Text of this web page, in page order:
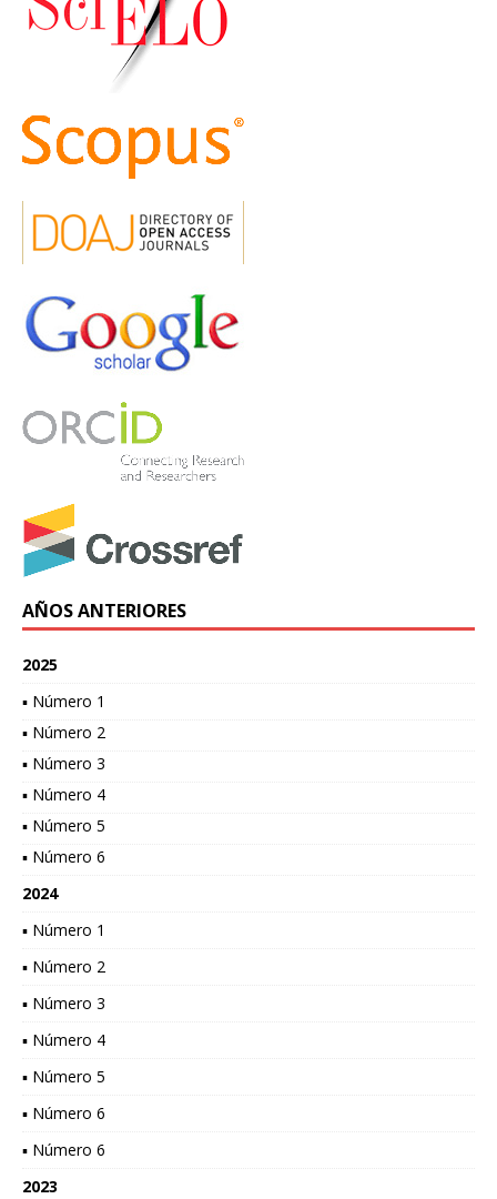
AÑOS ANTERIORES
2025
▪ Número 1
▪ Número 2
▪ Número 3
▪ Número 4
▪ Número 5
▪ Número 6
2024
▪ Número 1
▪ Número 2
▪ Número 3
▪ Número 4
▪ Número 5
▪ Número 6
▪ Número 6
2023